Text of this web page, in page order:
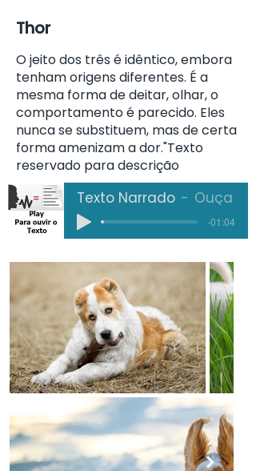
Thor
O jeito dos três é idêntico, embora
tenham origens diferentes. É a
mesma forma de deitar, olhar, o
comportamento é parecido. Eles
nunca se substituem, mas de certa
forma amenizam a dor."Texto
reservado para descrição
Texto Narrado Ouça
-01:04